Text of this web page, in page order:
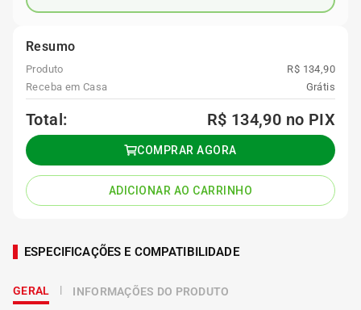
Resumo
Produto
R$ 134,90
Receba em Casa
Grátis
Total: R$ 134,90 no PIX
COMPRAR AGORA
ADICIONAR AO CARRINHO
ESPECIFICAÇÕES E COMPATIBILIDADE
GERAL INFORMAÇÕES DO PRODUTO